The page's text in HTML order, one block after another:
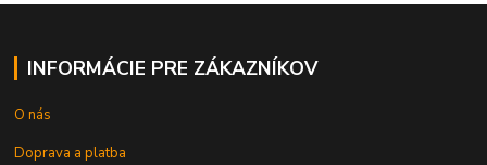
INFORMÁCIE PRE ZÁKAZNÍKOV
O nás
Doprava a platba